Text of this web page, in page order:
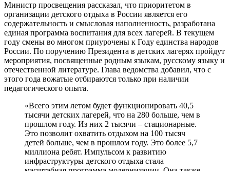
Министр просвещения рассказал, что приоритетом в
организации детского отдыха в России является его
содержательность и смысловая наполненность, разработана
единая программа воспитания для всех лагерей. В текущем
году смены во многом приурочены к Году единства народов
России. По поручению Президента в детских лагерях пройдут
мероприятия, посвященные родным языкам, русскому языку и
отечественной литературе. Глава ведомства добавил, что с
этого года вожатые отбираются только при наличии
педагогического опыта.
«Всего этим летом будет функционировать 40,5
тысячи детских лагерей, что на 280 больше, чем в
прошлом году. Из них 2 тысячи – стационарные.
Это позволит охватить отдыхом на 100 тысяч
детей больше, чем в прошлом году. Это более 5,7
миллиона ребят. Импульсом к развитию
инфраструктуры детского отдыха стала